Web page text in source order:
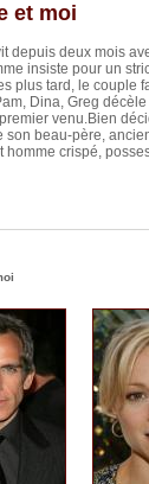
et moi
depuis deux mois
insiste pour un
plus tard, le couple
Dina, Greg
venu.Bien
beau-père,
crispé,